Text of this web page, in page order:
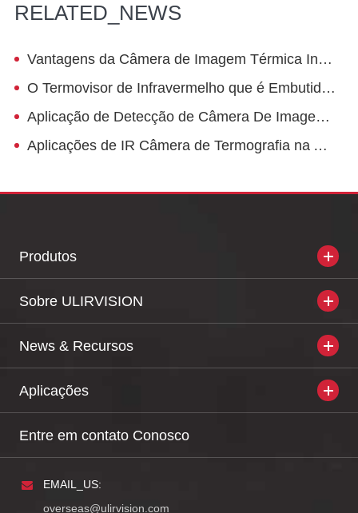
RELATED_NEWS
Vantagens da Câmera de Imagem Térmica Infravermelha com Vários e Sua Pesquisa de Desempenho
O Termovisor de Infravermelho que é Embutido em Telefones Inteligentes
Aplicação de Detecção de Câmera De Imagem Térmica em Automóveis e Manutenção
Aplicações de IR Câmera de Termografia na Avaliação de Segurança do Elevador
Produtos
Sobre ULIRVISION
News & Recursos
Aplicações
Entre em contato Conosco
EMAIL_US:
overseas@ulirvision.com